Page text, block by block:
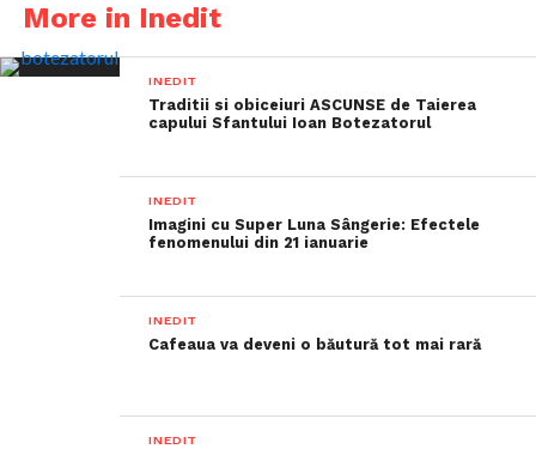
More in Inedit
INEDIT
Traditii si obiceiuri ASCUNSE de Taierea
capului Sfantului Ioan Botezatorul
INEDIT
Imagini cu Super Luna Sângerie: Efectele
fenomenului din 21 ianuarie
INEDIT
Cafeaua va deveni o băutură tot mai rară
INEDIT